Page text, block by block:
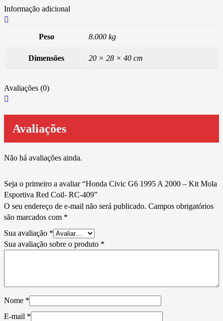
Informação adicional
Peso 8.000 kg
Dimensões 20 × 28 × 40 cm
Avaliações (0)
Avaliações
Não há avaliações ainda.
Seja o primeiro a avaliar “Honda Civic G6 1995 A 2000 – Kit Mola
Esportiva Red Coil- RC-409”
O seu endereço de e-mail não será publicado. Campos obrigatórios
são marcados com *
Sua avaliação *
Sua avaliação sobre o produto *
Nome *
E-mail *